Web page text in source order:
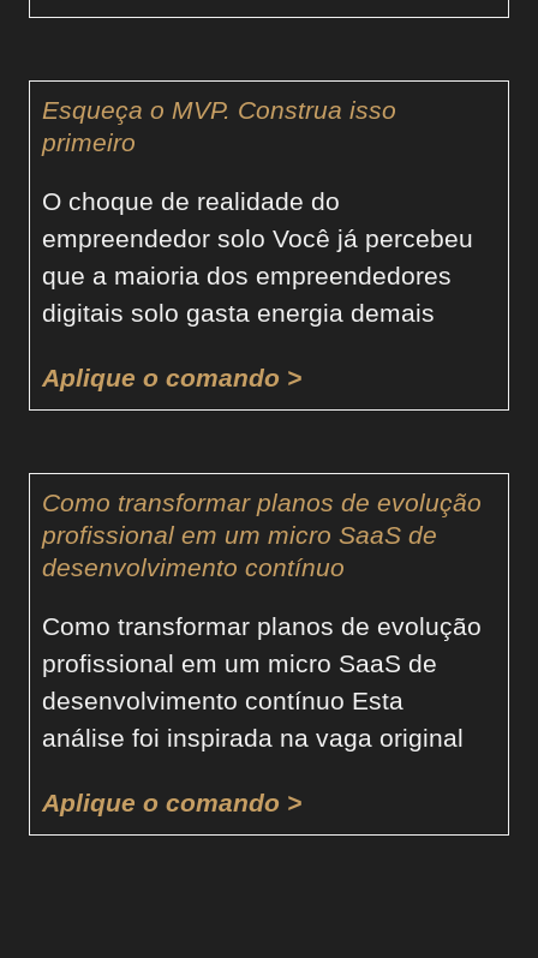
Esqueça o MVP. Construa isso
primeiro
O choque de realidade do
empreendedor solo Você já percebeu
que a maioria dos empreendedores
digitais solo gasta energia demais
Aplique o comando >
Como transformar planos de evolução
profissional em um micro SaaS de
desenvolvimento contínuo
Como transformar planos de evolução
profissional em um micro SaaS de
desenvolvimento contínuo Esta
análise foi inspirada na vaga original
Aplique o comando >